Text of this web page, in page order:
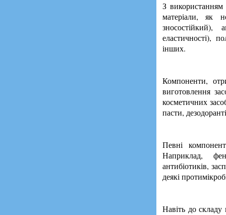
З використанням
матеріали, як
еластичності),
інших.
Компоненти,
виготовлення
косметичних
пасти,
Певні
Наприклад,
антибіотиків,
деякі
Навіть до складу